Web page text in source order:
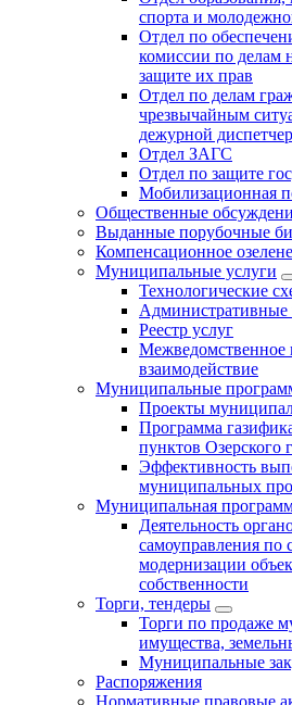
спорта и
Отдел по
комиссии по делам
защите их прав
Отдел по делам
чрезвычайным
дежурной
Отдел ЗАГС
Отдел по защите
Мобилизационная
Общественные
Выданные порубочные
Компенсационное
Муниципальные услуги
Технологические
Административные
Реестр услуг
Межведомственное
взаимодействие
Муниципальные
Проекты
Программа
пунктов Озерского
Эффективность
муниципальных
Муниципальная
Деятельность
самоуправления по
модернизации
собственности
Торги, тендеры
Торги по продаже
имущества,
Муниципальные
Распоряжения
Нормативные правовые